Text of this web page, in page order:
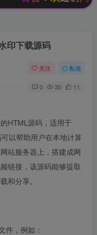
印下载源码
关注 私信
0 30 11
HTML源码，适用于
以帮助用户在本地计算
站服务器上，搭建成网
链接，该源码能够提取
和分享。
件，例如：